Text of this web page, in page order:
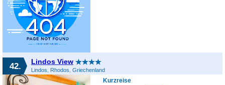
42. Lindos View
Lindos, Rhodos, Griechenland
Kurzreise